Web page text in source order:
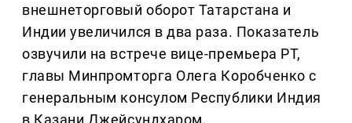
внешнеторговый оборот Татарстана и
Индии увеличился в два раза. Показатель
озвучили на встрече вице-премьера РТ,
главы Минпромторга Олега Коробченко с
генеральным консулом Республики Индия